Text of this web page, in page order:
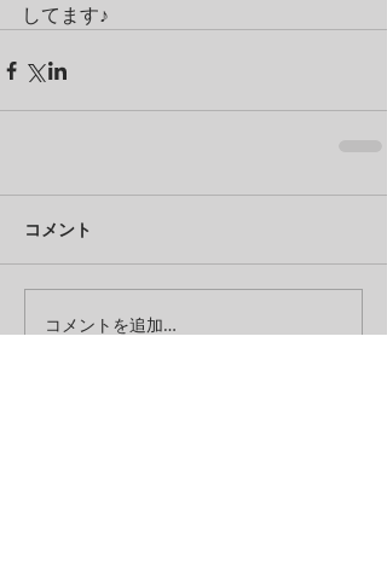
してます♪
コメント
コメントを追加…